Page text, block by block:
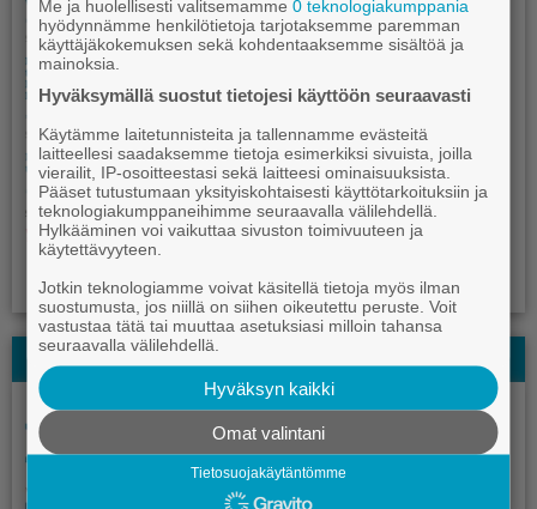
Kauhajoki-lehden Kesälehti
Me ja huolellisesti valitsemamme0 teknologiakumppania
hyödynnämme henkilötietoja tarjotaksemme paremman
käyttäjäkokemuksen sekä kohdentaaksemme sisältöä ja
mainoksia.
Hyväksymällä suostut tietojesi käyttöön seuraavasti
Käytämme laitetunnisteita ja tallennamme evästeitä
laitteellesi saadaksemme tietoja esimerkiksi sivuista, joilla
vierailit, IP-osoitteestasi sekä laitteesi ominaisuuksista.
Pääset tutustumaan yksityiskohtaisesti käyttötarkoituksiin ja
teknologiakumppaneihimme seuraavalla välilehdellä.
Hylkääminen voi vaikuttaa sivuston toimivuuteen ja
käytettävyyteen.
Jotkin teknologiamme voivat käsitellä tietoja myös ilman
suostumusta, jos niillä on siihen oikeutettu peruste. Voit
vastustaa tätä tai muuttaa asetuksiasi milloin tahansa
seuraavalla välilehdellä.
Hyväksyn kaikki
Omat valintani
Tietosuojakäytäntömme